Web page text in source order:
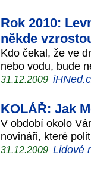
Rok 2010:
někde
Kdo čekal, že ve
nebo vodu, bude
31.12.2009
KOLÁŘ: Jak
V období okolo
novináři, které
31.12.2009 Lidové